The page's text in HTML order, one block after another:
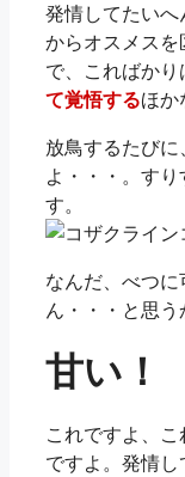
発情してたい
からオスメス
で、こればかり
て覚悟するほか
放鳥するたびに
よ・・・。すり
す。
なんだ、べつに
ん・・・と思う
甘い！
これですよ、
ですよ。発情